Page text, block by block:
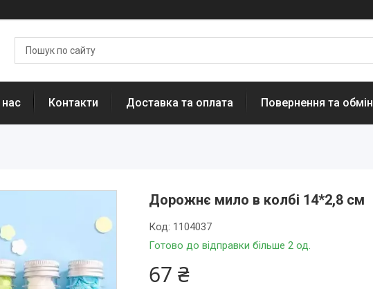
Контакти Доставка та оплата Повернення та обмін
Дорожнє мило в колбі 14*2,8 см
Готово до відправки більше 2 од.
Код: 1104037
67 ₴